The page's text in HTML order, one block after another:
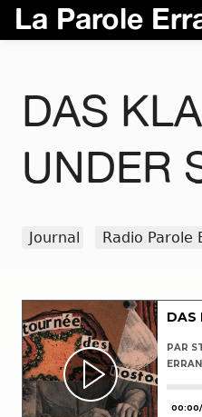
La Parole
DAS
UNDER
Journal Radio Parole